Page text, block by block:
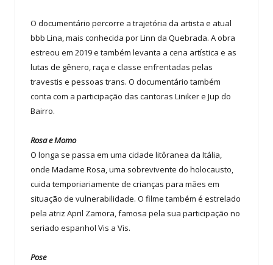
O documentário percorre a trajetória da artista e atual
bbb Lina, mais conhecida por Linn da Quebrada. A obra
estreou em 2019 e também levanta a cena artística e as
lutas de gênero, raça e classe enfrentadas pelas
travestis e pessoas trans. O documentário também
conta com a participação das cantoras Liniker e Jup do
Bairro.
Rosa e Momo
O longa se passa em uma cidade litôranea da Itália,
onde Madame Rosa, uma sobrevivente do holocausto,
cuida temporiariamente de crianças para mães em
situação de vulnerabilidade. O filme também é estrelado
pela atriz April Zamora, famosa pela sua participação no
seriado espanhol Vis a Vis.
Pose